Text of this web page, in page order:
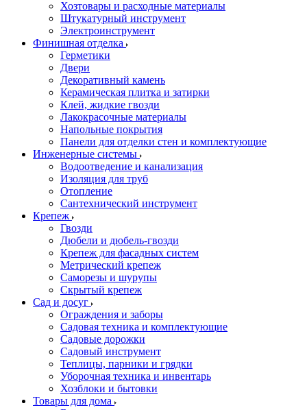
Хозтовары и расходные материалы
Штукатурный инструмент
Электроинструмент
Финишная отделка
Герметики
Двери
Декоративный камень
Керамическая плитка и затирки
Клей, жидкие гвозди
Лакокрасочные материалы
Напольные покрытия
Панели для отделки стен и комплектующие
Инженерные системы
Водоотведение и канализация
Изоляция для труб
Отопление
Сантехнический инструмент
Крепеж
Гвозди
Дюбели и дюбель-гвозди
Крепеж для фасадных систем
Метрический крепеж
Саморезы и шурупы
Скрытый крепеж
Сад и досуг
Ограждения и заборы
Садовая техника и комплектующие
Садовые дорожки
Садовый инструмент
Теплицы, парники и грядки
Уборочная техника и инвентарь
Хозблоки и бытовки
Товары для дома